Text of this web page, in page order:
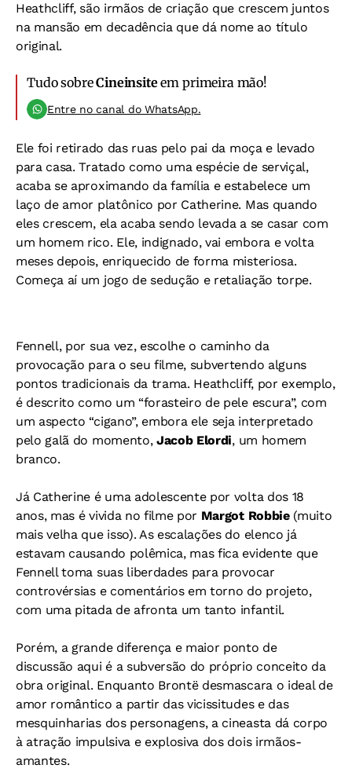
Heathcliff, são irmãos de criação que crescem juntos
na mansão em decadência que dá nome ao título
original.
Tudo sobreCineinsiteem primeira mão!
Entre no canal do WhatsApp.
Ele foi retirado das ruas pelo pai da moça e levado
para casa. Tratado como uma espécie de serviçal,
acaba se aproximando da família e estabelece um
laço de amor platônico por Catherine. Mas quando
eles crescem, ela acaba sendo levada a se casar com
um homem rico. Ele, indignado, vai embora e volta
meses depois, enriquecido de forma misteriosa.
Começa aí um jogo de sedução e retaliação torpe.
Fennell, por sua vez, escolhe o caminho da
provocação para o seu filme, subvertendo alguns
pontos tradicionais da trama. Heathcliff, por exemplo,
é descrito como um “forasteiro de pele escura”, com
um aspecto “cigano”, embora ele seja interpretado
pelo galã do momento, Jacob Elordi, um homem
branco.
Já Catherine é uma adolescente por volta dos 18
anos, mas é vivida no filme por Margot Robbie(muito
mais velha que isso). As escalações do elenco já
estavam causando polêmica, mas fica evidente que
Fennell toma suas liberdades para provocar
controvérsias e comentários em torno do projeto,
com uma pitada de afronta um tanto infantil.
Porém, a grande diferença e maior ponto de
discussão aqui é a subversão do próprio conceito da
obra original. Enquanto Brontë desmascara o ideal de
amor romântico a partir das vicissitudes e das
mesquinharias dos personagens, a cineasta dá corpo
à atração impulsiva e explosiva dos dois irmãos-
amantes.